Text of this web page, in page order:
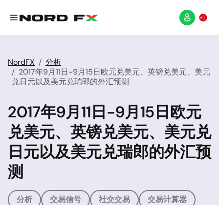
NordFX
分析
2017年9月11日-9月15日欧元兑美元、英镑兑美元、美元
兑日元以及美元兑瑞郎的外汇预测
2017年9月11日-9月15日欧元
兑美元、英镑兑美元、美元兑
日元以及美元兑瑞郎的外汇预
测
分析 交易信号 社交交易 交易计算器